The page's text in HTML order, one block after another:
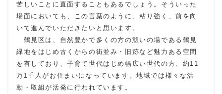
苦しいことに直面することもあるでしょう。そういった
場面においても、この言葉のように、粘り強く、前を向
いて進んでいただきたいと思います。
鶴見区は、自然豊かで多くの方の憩いの場である鶴見
緑地をはじめ古くからの街並み・旧跡など魅力ある空間
を有しており、子育て世代はじめ幅広い世代の方、約11
万1千人がお住まいになっています。地域では様々な活
動・取組が活発に行われています。